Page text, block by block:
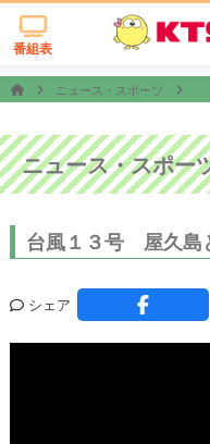
番組表
ニュース・スポーツ
ニュース・スポー
台風１３号 屋久島
シェア